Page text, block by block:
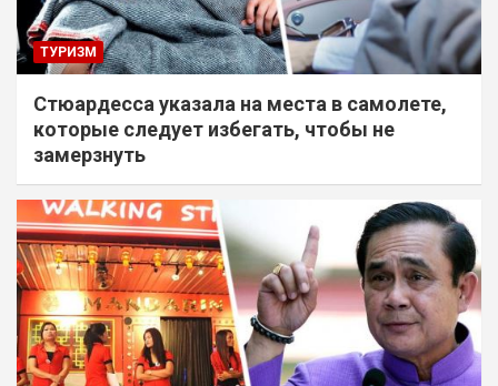
ТУРИЗМ
Стюардесса указала на места в самолете,
которые следует избегать, чтобы не
замерзнуть